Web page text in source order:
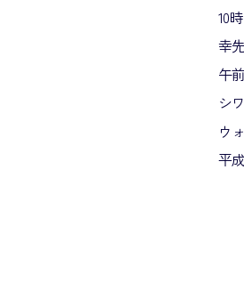
10
幸
午
シ
ウ
平